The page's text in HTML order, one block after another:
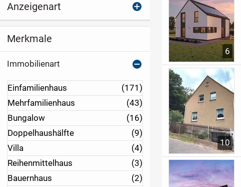
6
10
Anzeigenart
Merkmale
Immobilienart
Einfamilienhaus
(171)
Mehrfamilienhaus
(43)
Bungalow
(16)
Doppelhaushälfte
(9)
Villa
(4)
Reihenmittelhaus
(3)
Bauernhaus
(2)